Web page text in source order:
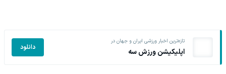
تازه‌ترین اخبار ورزشی ایران و جهان در
اپلیکیشن ورزش سه دانلود